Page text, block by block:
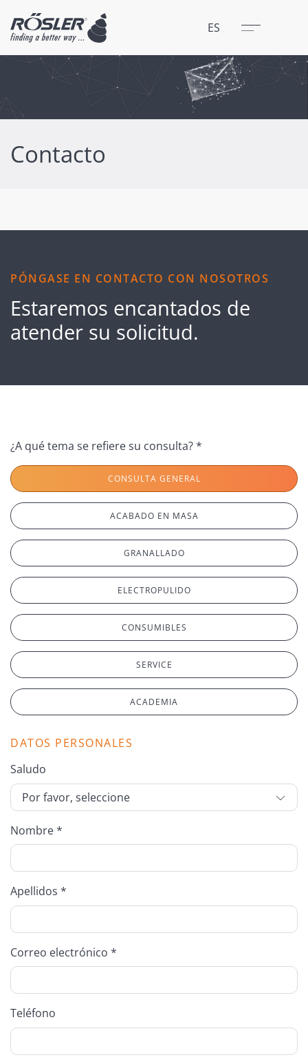
ES Menú
Cerrar
Contacto
PÓNGASE EN CONTACTO CON NOSOTROS
Estaremos encantados de
atender su solicitud.
¿A qué tema se refiere su consulta? *
CONSULTA GENERAL
ACABADO EN MASA
GRANALLADO
ELECTROPULIDO
CONSUMIBLES
SERVICE
ACADEMIA
DATOS PERSONALES
Saludo
Nombre *
Apellidos *
Correo electrónico *
Teléfono